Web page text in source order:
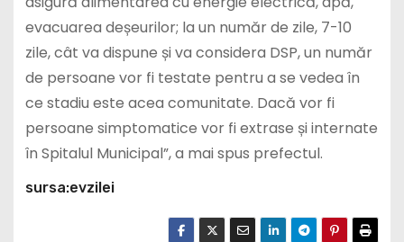
evacuarea deșeurilor; la un număr de zile, 7-10
zile, cât va dispune și va considera DSP, un număr
de persoane vor fi testate pentru a se vedea în
ce stadiu este acea comunitate. Dacă vor fi
persoane simptomatice vor fi extrase și internate
în Spitalul Municipal”, a mai spus prefectul.
sursa:evzilei